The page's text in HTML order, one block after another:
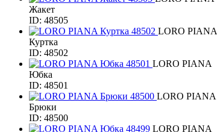
Жакет
ID: 48505
LORO PIANA
Куртка
ID: 48502
LORO PIANA
Юбка
ID: 48501
LORO PIANA
Брюки
ID: 48500
LORO PIANA